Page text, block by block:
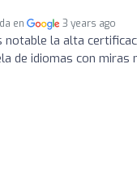
en 3 years ago
notable la alta
de idiomas con